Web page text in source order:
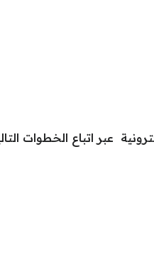
عبر اتباع الخطوات